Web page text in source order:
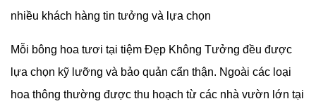
nhiều khách hàng tin tưởng và lựa chọn
Mỗi bông hoa tươi tại tiệm Đẹp Không Tưởng đều được
lựa chọn kỹ lưỡng và bảo quản cẩn thận. Ngoài các loại
hoa thông thường được thu hoạch từ các nhà vườn lớn tại